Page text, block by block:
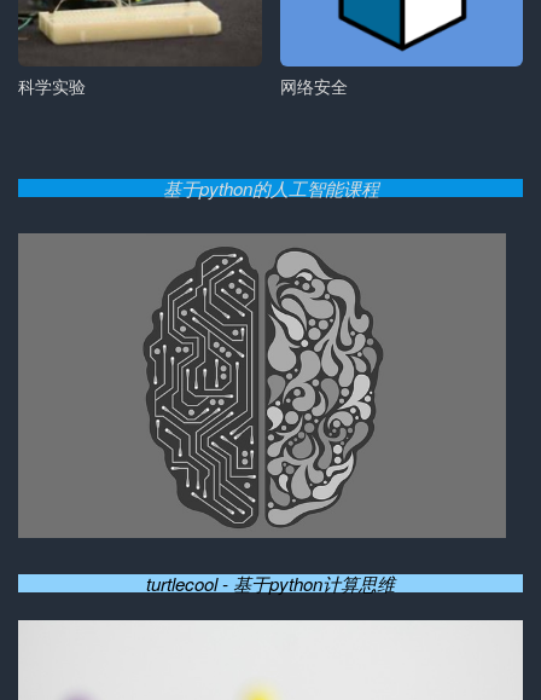
科学实验 网络安全
基于python的人工智能课程
turtlecool - 基于python计算思维